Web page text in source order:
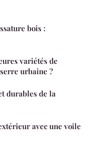
bois :
variétés de
urbaine ?
durables de la
avec une voile